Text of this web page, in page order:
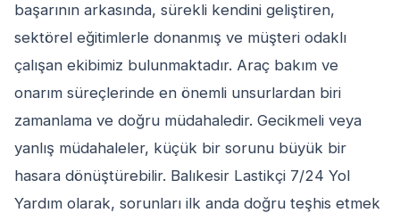
başarının arkasında, sürekli kendini geliştiren,
sektörel eğitimlerle donanmış ve müşteri odaklı
çalışan ekibimiz bulunmaktadır. Araç bakım ve
onarım süreçlerinde en önemli unsurlardan biri
zamanlama ve doğru müdahaledir. Gecikmeli veya
yanlış müdahaleler, küçük bir sorunu büyük bir
hasara dönüştürebilir. Balıkesir Lastikçi 7/24 Yol
Yardım olarak, sorunları ilk anda doğru teşhis etmek